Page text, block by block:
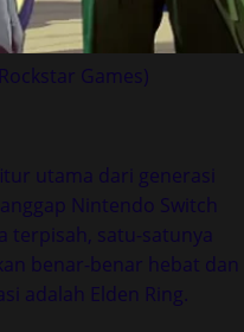
Games)
utama dari generasi
Nintendo Switch
terpisah, satu-satunya
benar-benar hebat dan
adalah Elden Ring.